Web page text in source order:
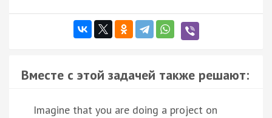
Вместе с этой задачей также решают:
Imagine that you are doing a project on